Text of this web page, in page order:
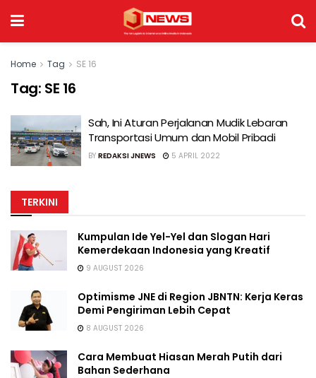
Home Tag SE 16
Tag: SE 16
Sah, Ini Aturan Perjalanan Mudik Lebaran
Transportasi Umum dan Mobil Pribadi
BY REDAKSI JNEWS 5 APRIL 2022
TERKINI
Kumpulan Ide Yel-Yel dan Slogan Hari
Kemerdekaan Indonesia yang Kreatif
9 AUGUST 2026
Optimisme JNE di Region JBNTN: Kerja Keras
Demi Pengiriman Lebih Cepat
8 AUGUST 2026
Cara Membuat Hiasan Merah Putih dari
Bahan Sederhana